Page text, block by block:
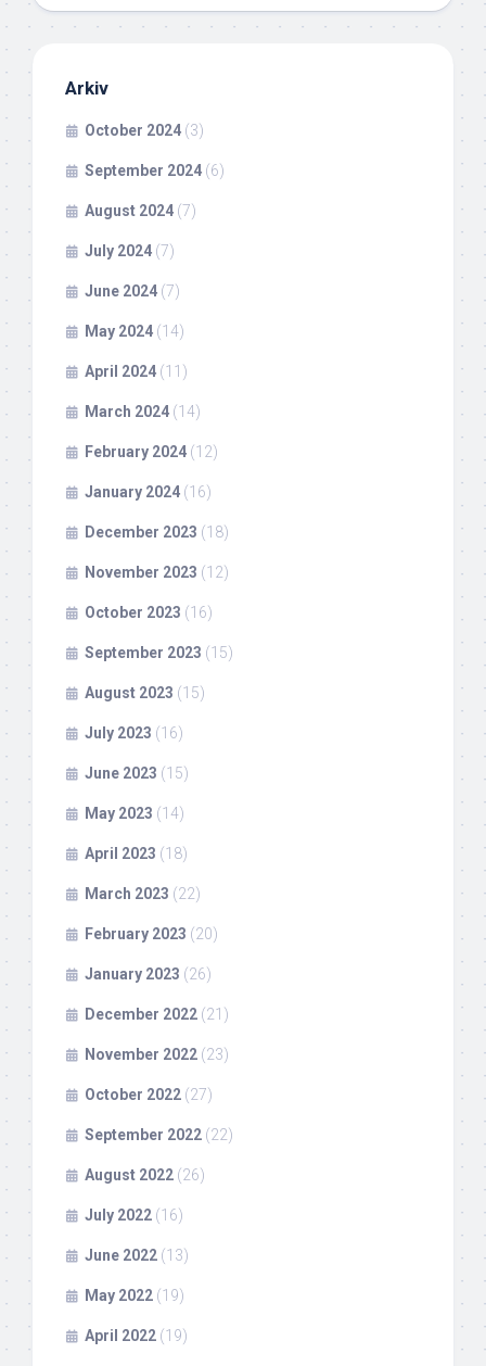
Arkiv
October 2024 (3)
September 2024 (6)
August 2024 (7)
July 2024 (7)
June 2024 (7)
May 2024 (14)
April 2024 (11)
March 2024 (14)
February 2024 (12)
January 2024 (16)
December 2023 (18)
November 2023 (12)
October 2023 (16)
September 2023 (15)
August 2023 (15)
July 2023 (16)
June 2023 (15)
May 2023 (14)
April 2023 (18)
March 2023 (22)
February 2023 (20)
January 2023 (26)
December 2022 (21)
November 2022 (23)
October 2022 (27)
September 2022 (22)
August 2022 (26)
July 2022 (16)
June 2022 (13)
May 2022 (19)
April 2022 (19)